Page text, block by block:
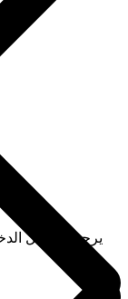
يرجى تسجيل